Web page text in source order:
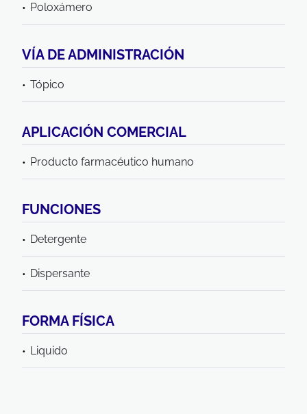
Poloxámero
VÍA DE ADMINISTRACIÓN
Tópico
APLICACIÓN COMERCIAL
Producto farmacéutico humano
FUNCIONES
Detergente
Dispersante
FORMA FÍSICA
Liquido